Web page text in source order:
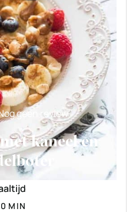
geen review
kaneel en
MINUTEN
MIN